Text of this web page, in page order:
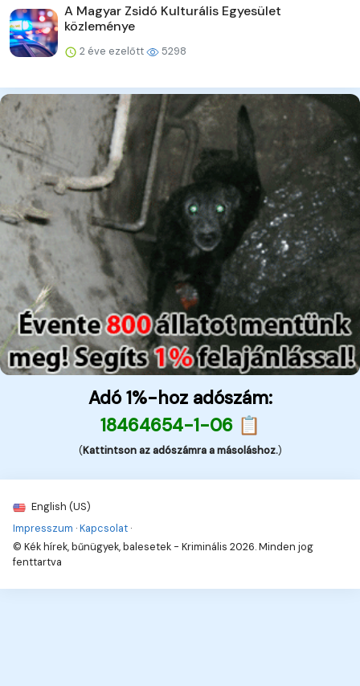
A Magyar Zsidó Kulturális Egyesület
közleménye
2 éve ezelőtt 5298
Adó 1%-hoz adószám:
18464654-1-06 📋
(Kattintson az adószámra a másoláshoz.)
English (US)
Impresszum ·Kapcsolat ·
© Kék hírek, bűnügyek, balesetek - Kriminális 2026. Minden jog
fenttartva